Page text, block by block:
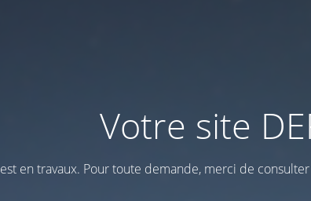
Votre site
est en travaux. Pour toute demande, merci de